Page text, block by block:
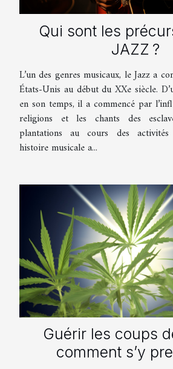
Qui sont les
JAZZ ?
L’un des genres musicaux, le Jazz a
États-Unis au début du XXe siècle.
en son temps, il a commencé par
religions et les chants des
plantations au cours des activités
histoire musicale a...
Guérir les coups
comment s’y